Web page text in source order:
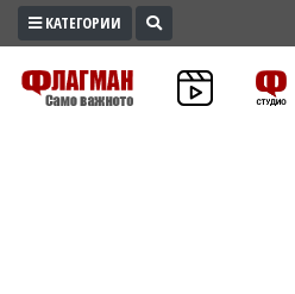
ПРОМО
ЗОНА
КАТЕГОРИИ